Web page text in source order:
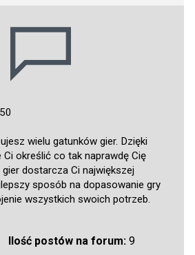
wielu gatunków gier. Dzięki
Ci określić co tak naprawdę Cię
dostarcza Ci największej
sposób na dopasowanie gry
wszystkich swoich potrzeb.
Ilość postów na forum:9